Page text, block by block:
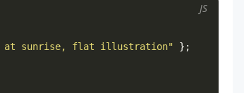
at sunrise, flat illustration" };
JS